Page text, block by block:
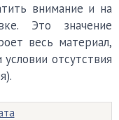
внимание и на
Это значение
весь материал,
отсутствия